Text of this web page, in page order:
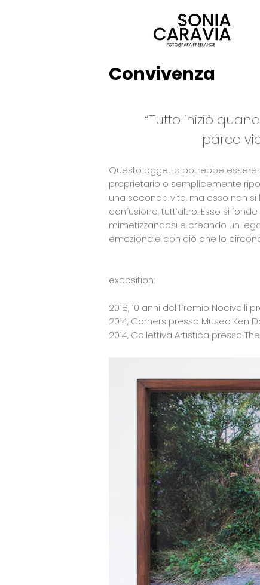
Convivenza
“Tutto iniziò
parco
Questo oggetto potrebbe
proprietario o semplicemente
una seconda vita, ma esso non
confusione, tutt’altro. Esso si
mimetizzandosi e creando un
emozionale con ciò che lo
exposition:
2018, 10 anni del Premio Nocivelli
2014, Corners presso Museo Ken
2014, Collettiva Artistica presso